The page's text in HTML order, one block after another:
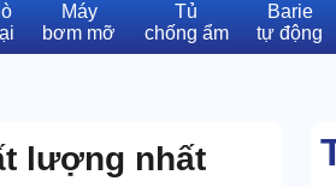
Máy
bơm mỡ
Tủ
chống ẩm
Barie
tự động
lượng nhất